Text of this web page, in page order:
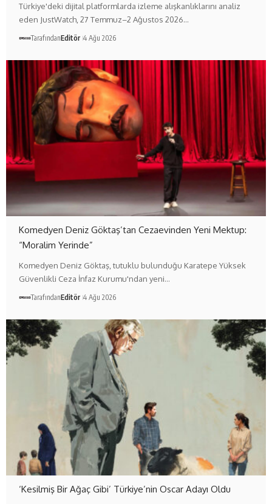
Türkiye'deki dijital platformlarda izleme alışkanlıklarını analiz
eden JustWatch, 27 Temmuz–2 Ağustos 2026…
TarafındanEditör 4 Ağu 2026
Komedyen Deniz Göktaş’tan Cezaevinden Yeni Mektup:
“Moralim Yerinde”
Komedyen Deniz Göktaş, tutuklu bulunduğu Karatepe Yüksek
Güvenlikli Ceza İnfaz Kurumu'ndan yeni…
TarafındanEditör 4 Ağu 2026
‘Kesilmiş Bir Ağaç Gibi’ Türkiye’nin Oscar Adayı Oldu